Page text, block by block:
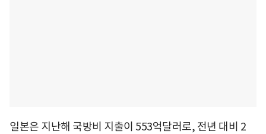
일본은 지난해 국방비 지출이 553억달러로, 전년 대비 2